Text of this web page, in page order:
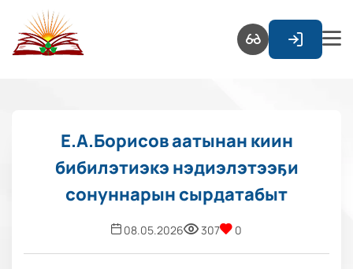
Е.А.Борисов аатынан киин
бибилэтиэкэ нэдиэлэтээҕи
сонуннарын сырдатабыт
08.05.2026 307 0